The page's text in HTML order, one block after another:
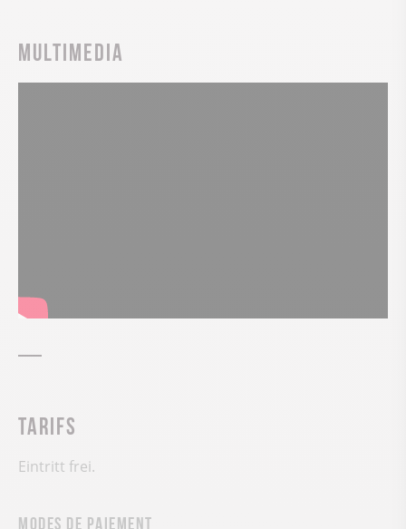
Multimedia
Tarifs
Eintritt frei.
Modes de paiement